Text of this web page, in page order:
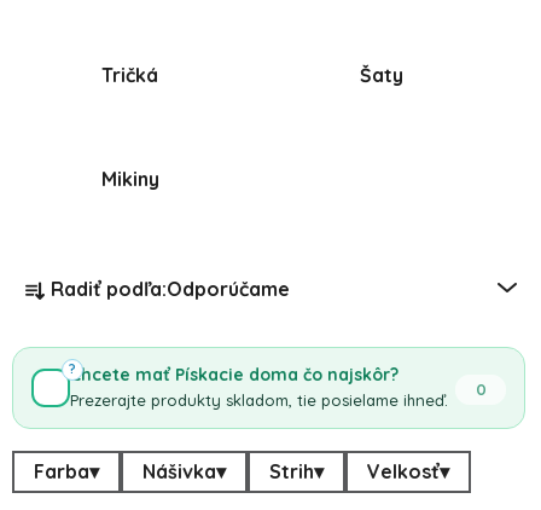
Tričká Šaty
Mikiny
Radenie produktov
Radiť podľa:Odporúčame
Chcete mať Pískacie doma čo najskôr?
Prezerajte produkty skladom, tie posielame ihneď.
0
?
Farba▾ Nášivka▾ Strih▾ Velkosť▾